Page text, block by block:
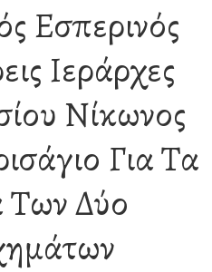
Εσπερινός
Ιεράρχες
Νίκωνος
Για Τα
Δύο